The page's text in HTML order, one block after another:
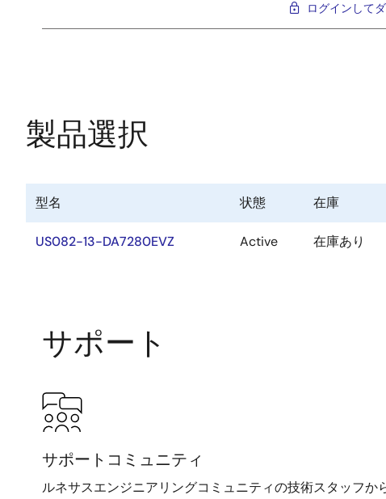
ログインして
製品選択
型名 状態 在庫
US082-13-DA7280EVZ Active 在庫あり
サポート
サポートコミュニティ
ルネサスエンジニアリングコミュニティの技術スタッフか